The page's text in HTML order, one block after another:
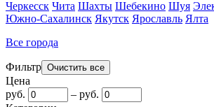
Черкесск Чита Шахты Шебекино Шуя
Южно-Сахалинск Якутск Ярославль Ялта
Все города
Фильтр
Цена
руб.
– руб.